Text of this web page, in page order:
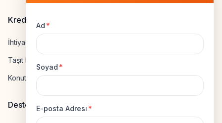
Ad *
Soyad *
E-posta Adresi *
Kredi Hesapla
İhtiyaç Kredisi Hesapla
Taşıt Kredisi Hesapla
Konut Kredisi Hesapla
Destek